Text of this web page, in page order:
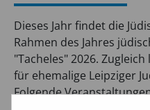
Dieses Jahr findet die
Rahmen des Jahres
"Tacheles" 2026.
für ehemalige Leipziger
Folgende